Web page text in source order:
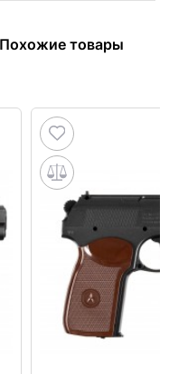
Похожие товары